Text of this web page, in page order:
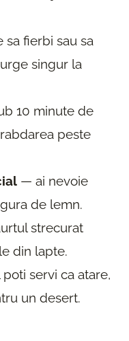
fierbi sau sa
singur la
10 minute de
peste
— ai nevoie
de lemn.
strecurat
din lapte.
servi ca atare,
un desert.